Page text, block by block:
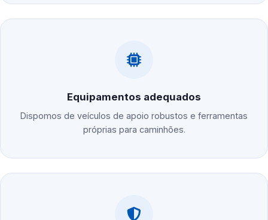
Equipamentos adequados
Dispomos de veículos de apoio robustos e ferramentas
próprias para caminhões.